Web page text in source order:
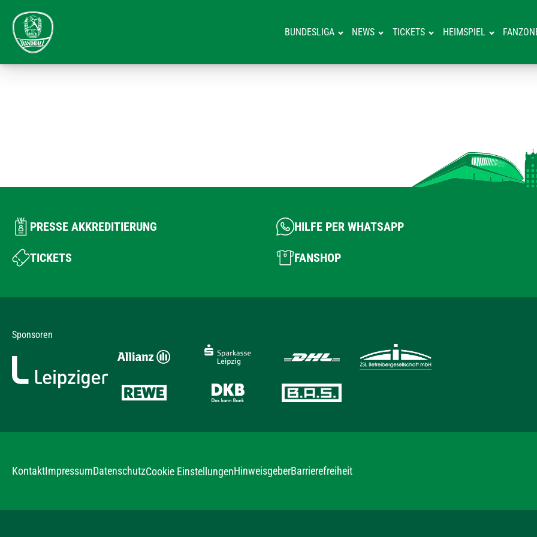
BUNDESLIGA NEWS TICKETS HEIMSPIEL
PRESSE AKKREDITIERUNG HILFE PER WHATSAPP
TICKETS FANSHOP
Sponsoren
KontaktImpressumDatenschutzCookie EinstellungenHinweisgeberBarrierefreiheit